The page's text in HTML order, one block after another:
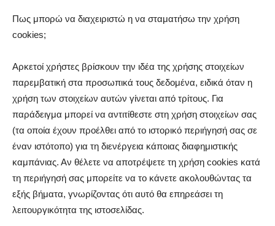
Πως μπορώ να διαχειριστώ η να σταματήσω την χρήση
cookies;
Αρκετοί χρήστες βρίσκουν την ιδέα της χρήσης στοιχείων
παρεμβατική στα προσωπικά τους δεδομένα, ειδικά όταν η
χρήση των στοιχείων αυτών γίνεται από τρίτους. Για
παράδειγμα μπορεί να αντιτίθεστε στη χρήση στοιχείων σας
(τα οποία έχουν προέλθει από το ιστορικό περιήγησή σας σε
έναν ιστότοπο) για τη διενέργεια κάποιας διαφημιστικής
καμπάνιας. Αν θέλετε να αποτρέψετε τη χρήση cookies κατά
τη περιήγησή σας μπορείτε να το κάνετε ακολουθώντας τα
εξής βήματα, γνωρίζοντας ότι αυτό θα επηρεάσει τη
λειτουργικότητα της ιστοσελίδας.